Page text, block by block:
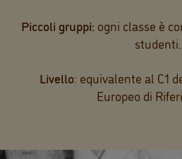
Piccoli gruppi: ogni classe è
studenti.
Livello: equivalente al C1
Europeo di